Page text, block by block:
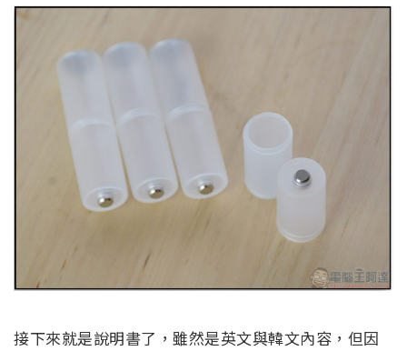
接下來就是說明書了，雖然是英文與韓文內容，但因